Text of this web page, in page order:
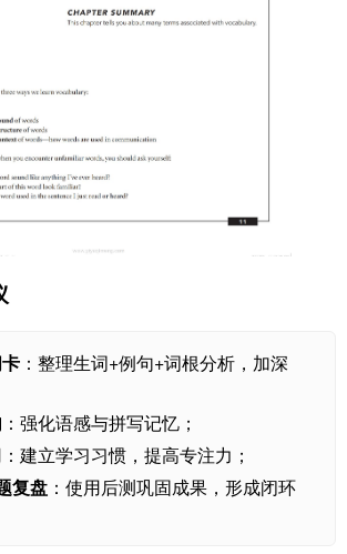
：整理生词+例句+词根分析，加深
：强化语感与拼写记忆；
：建立学习习惯，提高专注力；
复盘 ：使用后测巩固成果，形成闭环